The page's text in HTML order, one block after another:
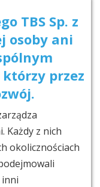
TBS Sp. z
osoby ani
przez
Każdy z nich
okolicznościach
inni